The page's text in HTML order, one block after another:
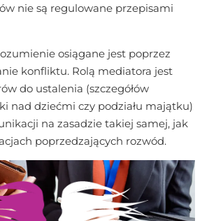
nie są regulowane przepisami
osiągane jest poprzez
konfliktu. Rolą mediatora jest
do ustalenia (szczegółów
nad dziećmi czy podziału majątku)
na zasadzie takiej samej, jak
poprzedzających rozwód.